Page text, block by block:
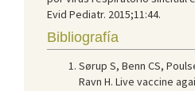
Evid Pediatr. 2015;11:44.
Bibliografía
Sørup S, Benn CS,
Ravn H. Live vaccine